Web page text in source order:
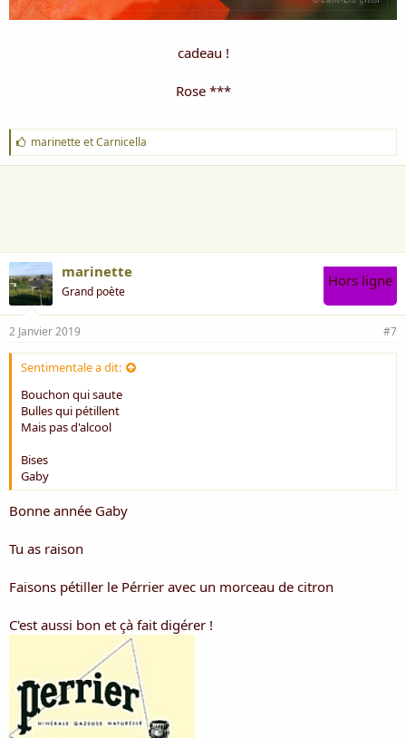
cadeau !
Rose ***
J
'
a
marinetteetCarnicella
marinette
Grand poète
Hors ligne
2 Janvier 2019 #7
Sentimentale a dit:
Bouchon qui saute
Bulles qui pétillent
Mais pas d'alcool
Bises
Gaby
Bonne année Gaby
Tu as raison
Faisons pétiller le Pérrier avec un morceau de citron
C'est aussi bon et çà fait digérer !